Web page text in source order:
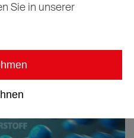
Sie in unserer